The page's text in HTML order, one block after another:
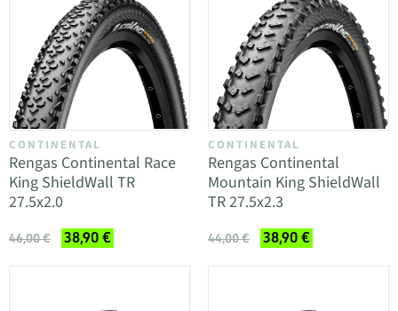
CONTINENTAL
Rengas Continental Race
King ShieldWall TR
27.5x2.0
46,00 € 38,90 €
CONTINENTAL
Rengas Continental
Mountain King ShieldWall
TR 27.5x2.3
44,00 € 38,90 €